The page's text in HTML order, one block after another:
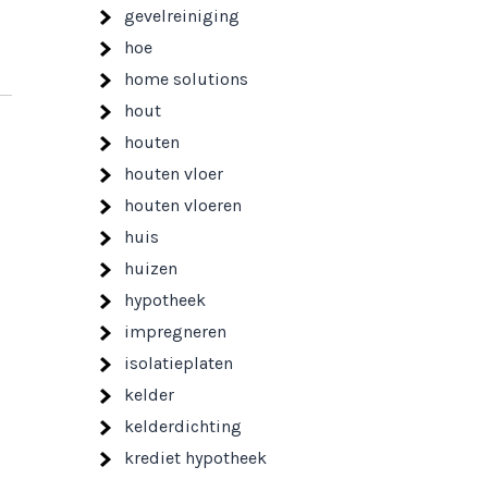
gevelreiniging
hoe
home solutions
hout
houten
houten vloer
houten vloeren
huis
huizen
hypotheek
impregneren
isolatieplaten
kelder
kelderdichting
krediet hypotheek